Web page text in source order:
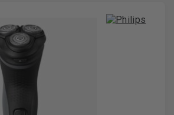
es ofrecer nuevas tecnologías de
iluminación, así como productos de
y de interés local que marquen la
clientes, consumidores y partes
mundo. Philips está convencido de que
es comprender a fondo las